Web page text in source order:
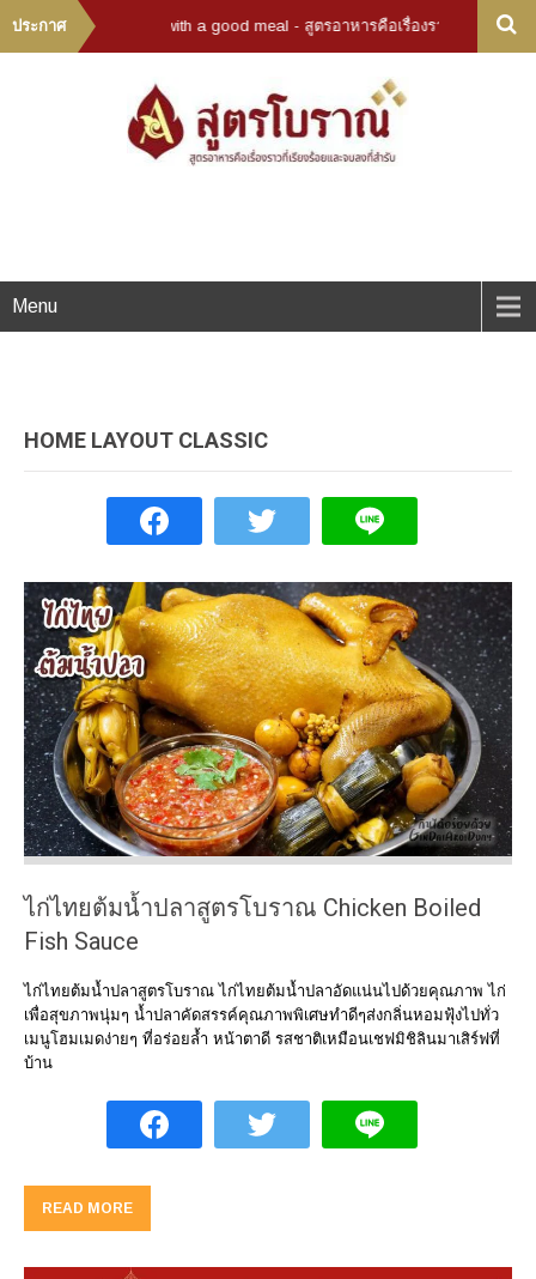
ประกาศend with a good meal - สูตรอาหารคือเรื่องราวที่เรียงร้อยและจบลงที่สำรั
Menu
HOME LAYOUT CLASSIC
ไก่ไทยต้มน้ำปลาสูตรโบราณ Chicken Boiled
Fish Sauce
ไก่ไทยต้มน้ำปลาสูตรโบราณ ไก่ไทยต้มน้ำปลาอัดแน่นไปด้วยคุณภาพ ไก่
เพื่อสุขภาพนุ่มๆ น้ำปลาคัดสรรค์คุณภาพพิเศษทำดีๆส่งกลิ่นหอมฟุ้งไปทั่ว
เมนูโฮมเมดง่ายๆ ที่อร่อยล้ำ หน้าตาดี รสชาติเหมือนเชฟมิชิลินมาเสิร์ฟที่
บ้าน
READ MORE